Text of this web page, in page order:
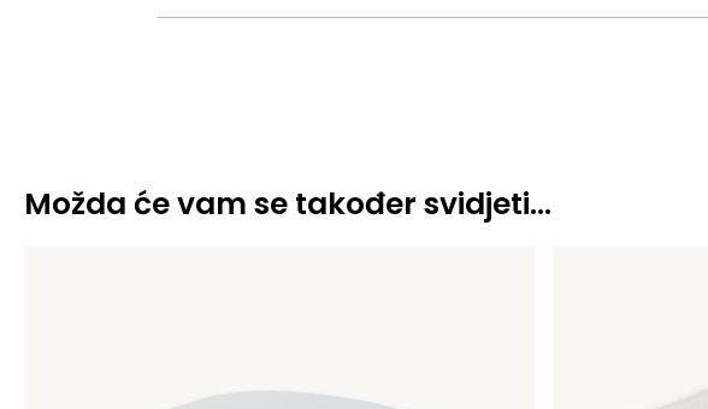
Možda će vam se također svidjeti…